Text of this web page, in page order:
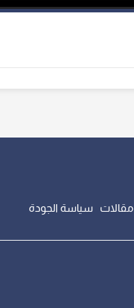
مقالات سياسة الجودة